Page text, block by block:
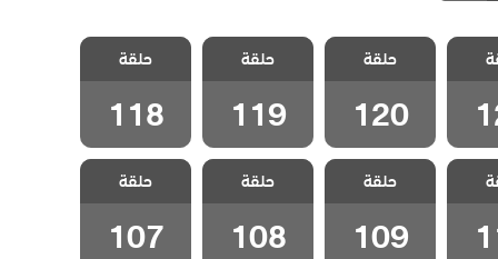
مسلسل اخوتي
4 مدبلج الحلقة
120
حلقة
120
مسلسل اخوتي
4 مدبلج الحلقة
119
حلقة
119
مسلسل اخوتي
4 مدبلج الحلقة
118
حلقة
118
مسلسل اخوتي
4 مدبلج الحلقة
109
حلقة
109
مسلسل اخوتي
4 مدبلج الحلقة
108
حلقة
108
مسلسل اخوتي
4 مدبلج الحلقة
107
حلقة
107